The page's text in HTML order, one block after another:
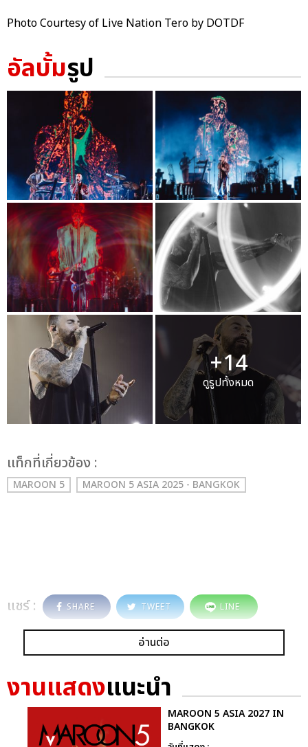
Photo Courtesy of Live Nation Tero by DOTDF
อัลบั้มรูป
+14
ดูรูปทั้งหมด
เเท็กที่เกี่ยวข้อง :
MAROON 5 MAROON 5 ASIA 2025 - BANGKOK
แชร์ : SHARE TWEET LINE
อ่านต่อ
งานแสดงแนะนำ
MAROON 5 ASIA 2027 IN
BANGKOK